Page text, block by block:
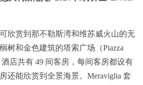
欣赏到那不勒斯湾和维苏威火山的无
树和金色建筑的塔索广场（Piazza
酒店共有 49 间客房，每间客房都设有
还能欣赏到全景海景。Meraviglia 套